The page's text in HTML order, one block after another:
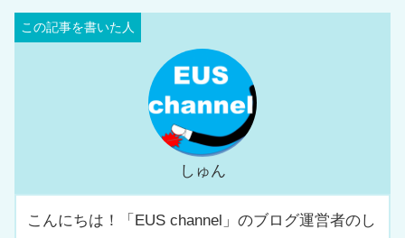
しゅん
こんにちは！「EUS channel」のブログ運営者のし